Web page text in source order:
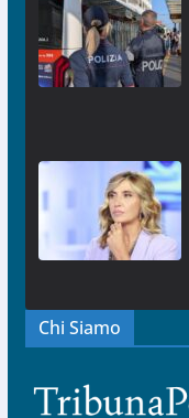
Chi Siamo